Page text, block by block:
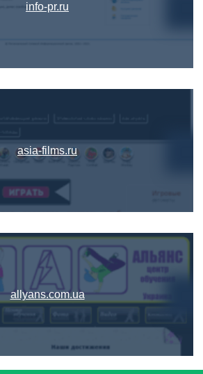
info-pr.ru
asia-films.ru
allyans.com.ua